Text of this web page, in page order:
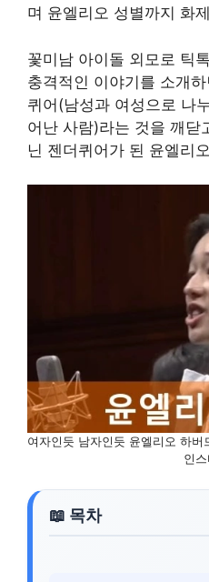
며 윤엘리오 성별까지 화
꽃미남 아이돌 외모로 틱
충격적인 이야기를 소개
퀴어(남성과 여성으로 나
어난 사람)라는 것을 깨닫
닌 젠더퀴어가 된 윤엘리
여자인듯 남자인듯 윤엘리오 하
인